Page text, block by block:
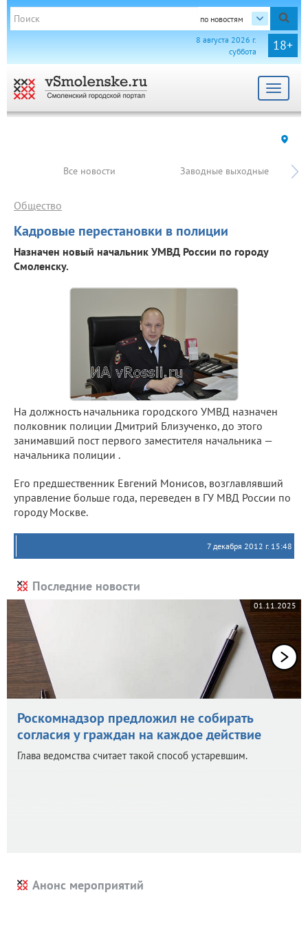
по новостям
18+
8 августа 2026 г.
суббота
Toggle
Все новости Заводные выходные
Кадровые перестановки в полиции
Общество
Назначен новый начальник УМВД России по городу
Смоленску.
На должность начальника городского УМВД назначен
полковник полиции Дмитрий Близученко, до этого
занимавший пост первого заместителя начальника —
начальника полиции .
Его предшественник Евгений Монисов, возглавлявший
управление больше года, переведен в ГУ МВД России по
городу Москве.
7 декабря 2012 г. 15:48
Последние новости
01.11.2025
Роскомнадзор предложил не собирать
согласия у граждан на каждое действие
Глава ведомства считает такой способ устаревшим.
Анонс мероприятий